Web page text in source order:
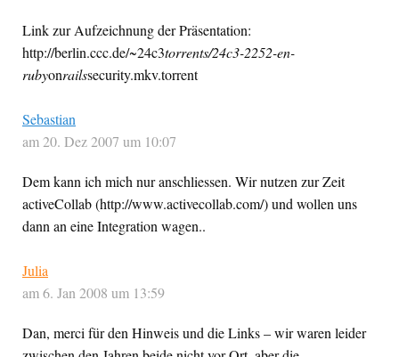
Link zur Aufzeichnung der Präsentation:
http://berlin.ccc.de/~24c3torrents/24c3-2252-en-
rubyonrailssecurity.mkv.torrent
Sebastian
am 20. Dez 2007 um 10:07
Dem kann ich mich nur anschliessen. Wir nutzen zur Zeit
activeCollab (http://www.activecollab.com/) und wollen uns
dann an eine Integration wagen..
Julia
am 6. Jan 2008 um 13:59
Dan, merci für den Hinweis und die Links – wir waren leider